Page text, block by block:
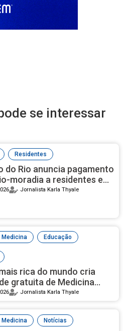
se interessar
, Residentes
do Rio anuncia pagamento
moradia a residentes em
Jornalista Karla Thyale
Medicina , Educação
rica do mundo cria
gratuita de Medicina
luxuoso nos EUA
Jornalista Karla Thyale
Medicina , Notícias